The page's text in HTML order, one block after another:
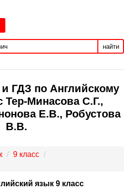
найти
ГДЗ по Английскому
Тер-Минасова С.Г.,
Е.В., Робустова
В.В.
9 класс
язык 9 класс